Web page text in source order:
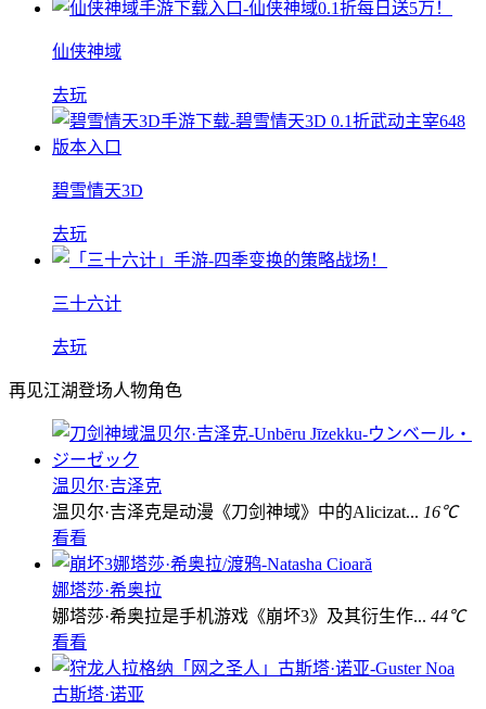
仙侠神域
去玩
碧雪情天3D
去玩
三十六计
去玩
再见江湖登场人物角色
温贝尔·吉泽克
温贝尔·吉泽克是动漫《刀剑神域》中的Alicizat... 16℃
看看
娜塔莎·希奥拉
娜塔莎·希奥拉是手机游戏《崩坏3》及其衍生作... 44℃
看看
古斯塔·诺亚